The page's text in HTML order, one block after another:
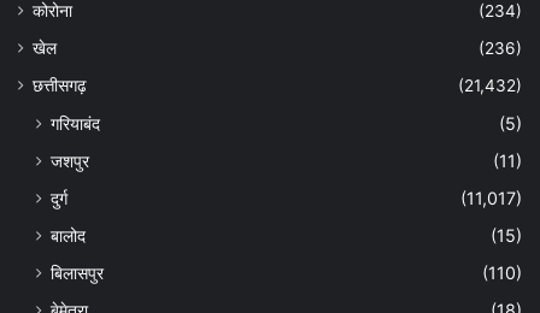
कोरोना
(234)
खेल
(236)
छत्तीसगढ़
(21,432)
गरियाबंद
(5)
जशपुर
(11)
दुर्ग
(11,017)
बालोद
(15)
बिलासपुर
(110)